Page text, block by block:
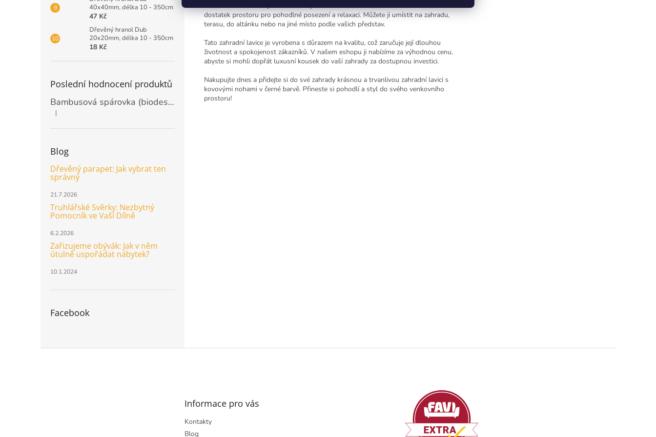
40x40mm, délka 10 - 350cm
47 Kč
Dřevěný hranol Dub
20x20mm, délka 10 - 350cm
18 Kč
Poslední hodnocení produktů
Bambusová spárovka (biodeska) 20mm, rozměr 2440 x 1220mm
Hodnocení produktu je 5 z 5 hvězdiček.
|
Blog
Dřevěný parapet: Jak vybrat ten
správný
21.7.2026
Truhlářské Svěrky: Nezbytný
Pomocník ve Vaší Dílně
6.2.2026
Zařizujeme obývák: Jak v něm
útulně uspořádat nábytek?
10.1.2024
Facebook
maximální uživatelský komfort. Díky rozměrům VxŠxH 360x400x1800 mm nabízí
dostatek prostoru pro pohodlné posezení a relaxaci. Můžete ji umístit na zahradu,
terasu, do altánku nebo na jiné místo podle vašich představ.
Tato zahradní lavice je vyrobena s důrazem na kvalitu, což zaručuje její dlouhou
životnost a spokojenost zákazníků. V našem eshopu ji nabízíme za výhodnou cenu,
abyste si mohli dopřát luxusní kousek do vaší zahrady za dostupnou investici.
Nakupujte dnes a přidejte si do své zahrady krásnou a trvanlivou zahradní lavici s
kovovými nohami v černé barvě. Přineste si pohodlí a styl do svého venkovního
prostoru!
Informace pro vás
Kontakty
Blog